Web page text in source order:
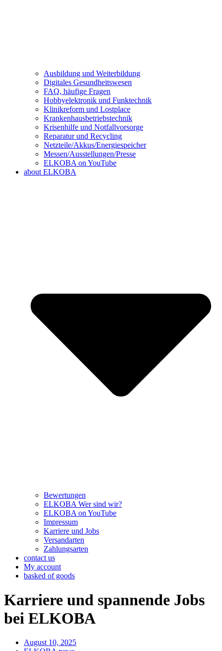
Ausbildung und Weiterbildung
Digitales Gesundheitswesen
FAQ, häufige Fragen
Hobbyelektronik und Funktechnik
Klinikreform und Lostplace
Krankenhausbetriebstechnik
Krisenhilfe und Notfallvorsorge
Reparatur und Recycling
Netzteile/Akkus/Energiespeicher
Messen/Ausstellungen/Presse
ELKOBA on YouTube
about ELKOBA
Bewertungen
ELKOBA Wer sind wir?
ELKOBA on YouTube
Impressum
Karriere und Jobs
Versandarten
Zahlungsarten
contact us
My account
basked of goods
Karriere und spannende Jobs
bei ELKOBA
August 10, 2025